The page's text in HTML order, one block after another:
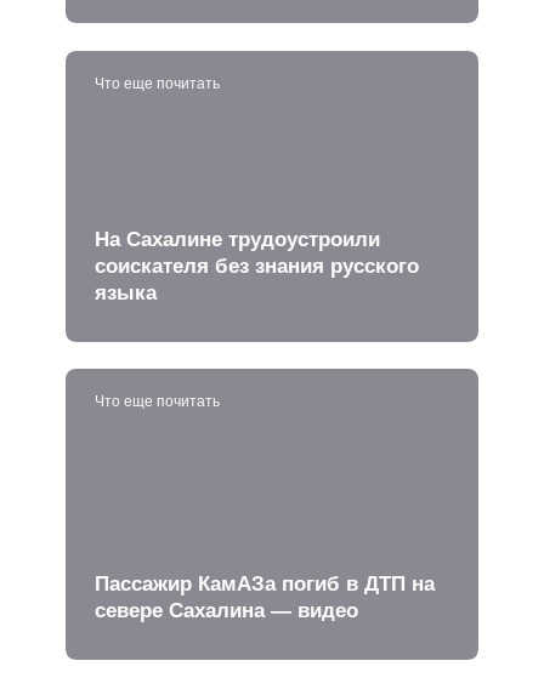
Что еще почитать
На Сахалине трудоустроили
соискателя без знания русского
языка
Что еще почитать
Пассажир КамАЗа погиб в ДТП на
севере Сахалина — видео